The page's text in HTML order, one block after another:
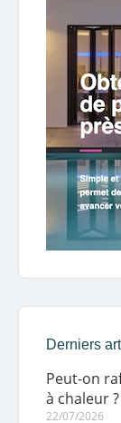
Derniers
Peut-on
à chaleur ?
22/07/2026